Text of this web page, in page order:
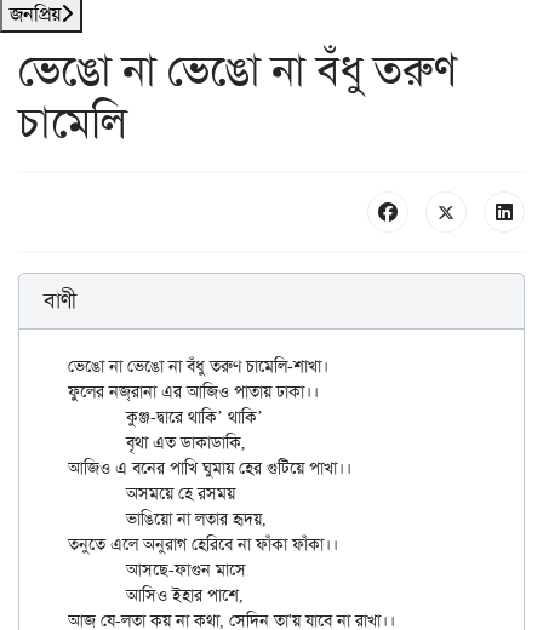
জনপ্রিয়
ভেঙো না ভেঙো না বঁধু তরুণ
চামেলি
বাণী
ভেঙো না ভেঙো না বঁধু তরুণ চামেলি-শাখা।
ফুলের নজ্‌রানা এর আজিও পাতায় ঢাকা।।
	কুঞ্জ-দ্বারে থাকি’ থাকি’
	বৃথা এত ডাকাডাকি,
আজিও এ বনের পাখি ঘুমায় হের গুটিয়ে পাখা।।
	অসময়ে হে রসময়
	ভাঙিয়ো না লতার হৃদয়,
তনুতে এলে অনুরাগ হেরিবে না ফাঁকা ফাঁকা।।
	আসছে-ফাগুন মাসে
	আসিও ইহার পাশে,